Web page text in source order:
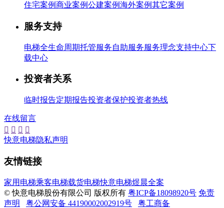
住宅案例商业案例公建案例海外案例其它案例
服务支持
电梯全生命周期托管服务自助服务服务理念支持中心下
载中心
投资者关系
临时报告定期报告投资者保护投资者热线
在线留言
   
快意电梯隐私声明
友情链接
家用电梯乘客电梯载货电梯快意电梯煜晨全案
© 快意电梯股份有限公司 版权所有 粤ICP备18098920号 免责
声明
粤公网安备 44190002002919号
粤工商备